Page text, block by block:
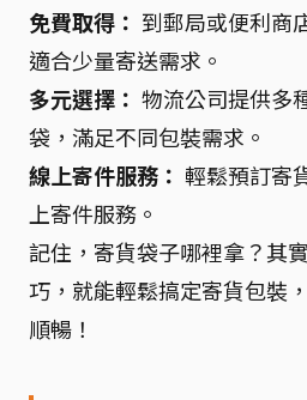
免費取得： 到郵局或便利商
適合少量寄送需求。
多元選擇： 物流公司提供多
袋，滿足不同包裝需求。
線上寄件服務： 輕鬆預訂寄
上寄件服務。
記住，寄貨袋子哪裡拿？其
巧，就能輕鬆搞定寄貨包裝
順暢！